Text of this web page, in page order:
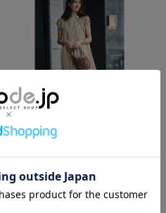
THREE SQUARE
19,800円→13,200円